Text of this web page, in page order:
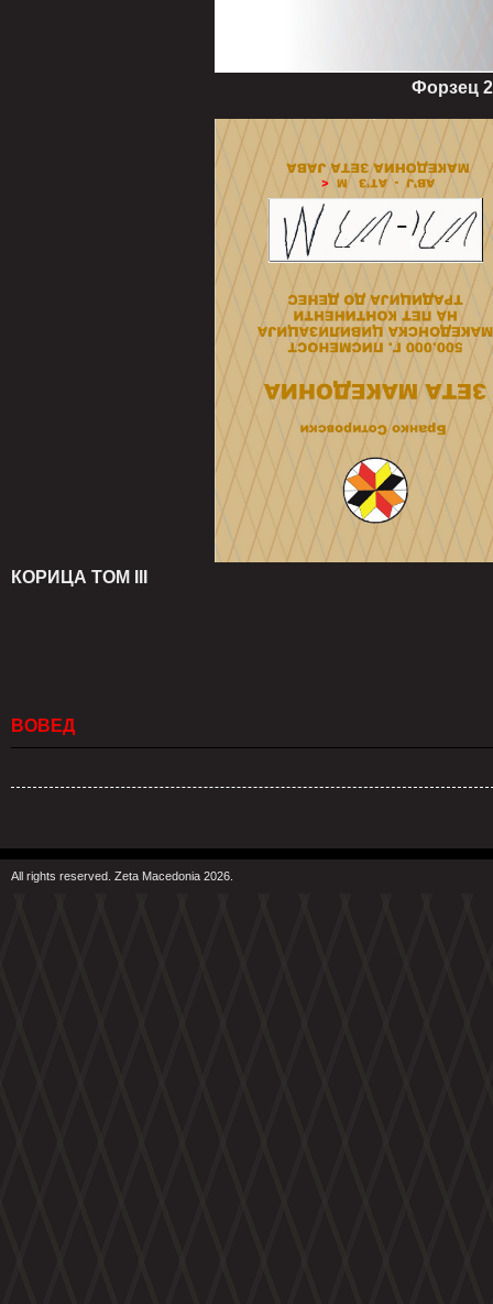
Форзец
КОРИЦА ТОМ III
ВОВЕД
All rights reserved. Zeta Macedonia 2026.